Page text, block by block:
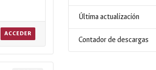
ACCEDER
Última actualización
Contador de descargas